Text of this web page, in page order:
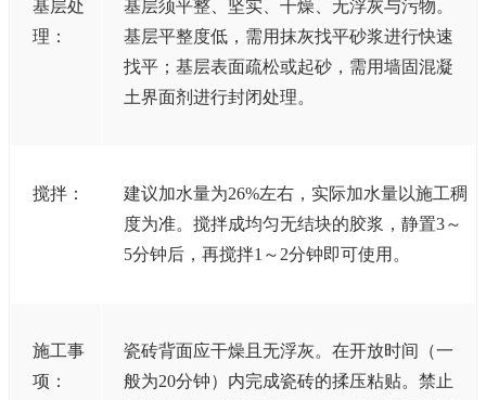
基层处
理：
基层须平整、坚实、干燥、无浮灰与污物。
基层平整度低，需用抹灰找平砂浆进行快速
找平；基层表面疏松或起砂，需用墙固混凝
土界面剂进行封闭处理。
搅拌：
建议加水量为26%左右，实际加水量以施工稠
度为准。搅拌成均匀无结块的胶浆，静置3～
5分钟后，再搅拌1～2分钟即可使用。
施工事
项：
瓷砖背面应干燥且无浮灰。在开放时间（一
般为20分钟）内完成瓷砖的揉压粘贴。禁止